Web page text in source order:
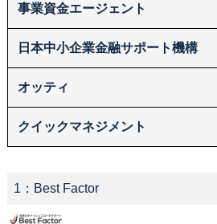
事業資金エージェント
日本中小企業金融サポート機構
オッティ
クイックマネジメント
1：Best Factor